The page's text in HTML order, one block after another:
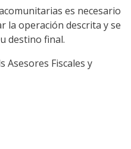
es necesario
la operación descrita y se
destino final.
Asesores Fiscales y